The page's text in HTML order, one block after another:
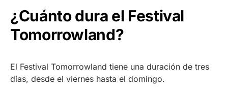
¿Cuánto dura el Festival
Tomorrowland?
El Festival Tomorrowland tiene una duración de tres
días, desde el viernes hasta el domingo.